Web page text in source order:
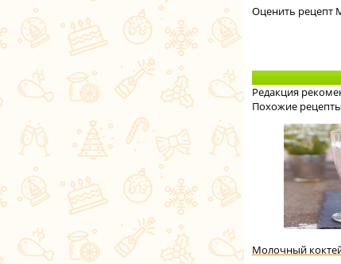
Оценить рецепт
Редакция
Похожие
Молочный